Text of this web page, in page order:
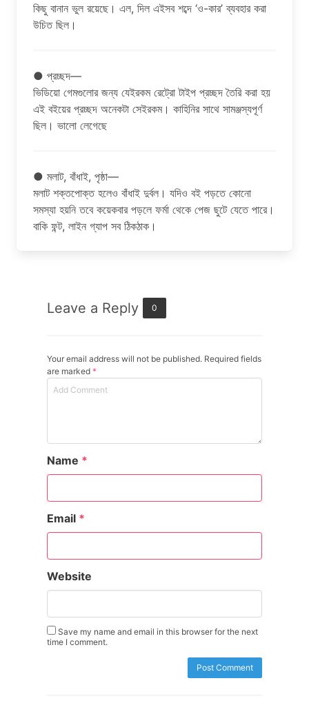
কিছু বানান ভুল রয়েছে। এল, দিল এইসব শব্দে ‘ও-কার’ ব্যবহার করা
উচিত ছিল।
● প্রচ্ছদ—
ভিডিয়ো গেমগুলোর জন্য যেইরকম রেট্রো টাইপ প্রচ্ছদ তৈরি করা হয়
এই বইয়ের প্রচ্ছদ অনেকটা সেইরকম। কাহিনির সাথে সামঞ্জস্যপূর্ণ
ছিল। ভালো লেগেছে
● মলাট, বাঁধাই, পৃষ্ঠা—
মলাট শক্তপোক্ত হলেও বাঁধাই দুর্বল। যদিও বই পড়তে কোনো
সমস্যা হয়নি তবে কয়েকবার পড়লে ফর্মা থেকে পেজ ছুটে যেতে পারে।
বাকি ফন্ট, লাইন গ্যাপ সব ঠিকঠাক।
Leave a Reply 0
Your email address will not be published. Required fields
are marked *
Name *
Email *
Website
Save my name and email in this browser for the next
time I comment.